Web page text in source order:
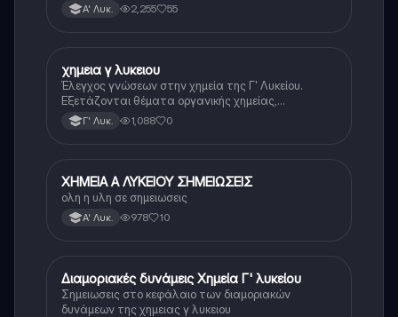
Α' Λυκ. 2,255 55
Χημεία
χημεια γ λυκειου
Έλεγχος γνώσεων στην χημεία της Γ' Λυκείου.
Εξετάζονται θέματα οργανικής χημείας,
αντιδράσεων και ενώσεων.
Γ' Λυκ. 1,088 0
Χημεία
ΧΗΜΕΙΑ Α ΛΥΚΕΙΟΥ ΣΗΜΕΙΩΣΕΙΣ
ολη η υλη σε σημειωσεις
Α' Λυκ. 978 10
Χημεία
Διαμοριακές δυνάμεις Χημεία Γ' λυκείου
Σημειωσεις στο κεφάλαιο των διαμοριακών
δυνάμεων της χημειας γ λυκειου